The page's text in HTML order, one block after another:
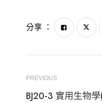
分享 ：
PREVIOUS
BJ20-3 實用生物